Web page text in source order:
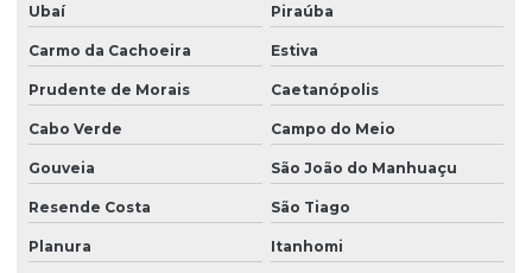
Ubaí Piraúba
Carmo da Cachoeira Estiva
Prudente de Morais Caetanópolis
Cabo Verde Campo do Meio
Gouveia São João do Manhuaçu
Resende Costa São Tiago
Planura Itanhomi